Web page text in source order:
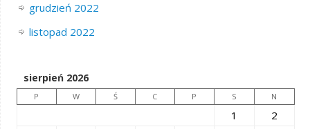
grudzień 2022
listopad 2022
sierpień 2026
P W Ś C P S N
1
2